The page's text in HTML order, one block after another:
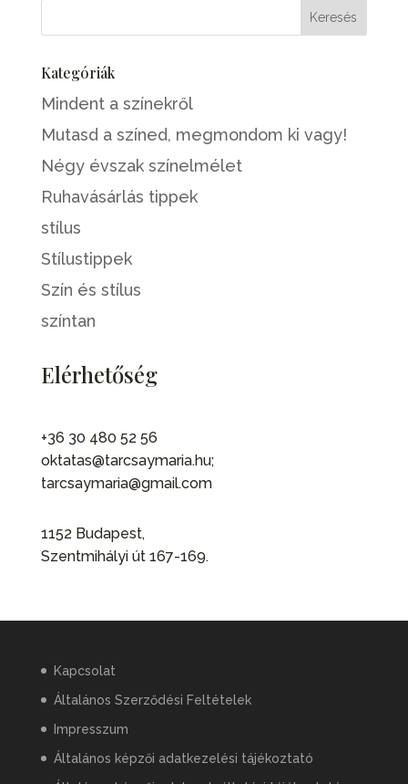
Kategóriák
Mindent a színekről
Mutasd a színed, megmondom ki vagy!
Négy évszak színelmélet
Ruhavásárlás tippek
stílus
Stílustippek
Szín és stílus
színtan
Elérhetőség
+36 30 480 52 56
oktatas@tarcsaymaria.hu;
tarcsaymaria@gmail.com
1152 Budapest,
Szentmihályi út 167-169.
Kapcsolat
Általános Szerződési Feltételek
Impresszum
Általános képzői adatkezelési tájékoztató